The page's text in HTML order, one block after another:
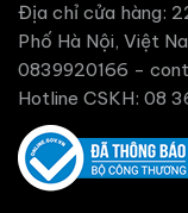
Địa chỉ cửa hàng:
Phố Hà Nội, Việt
0839920166 -
Hotline CSKH: 08